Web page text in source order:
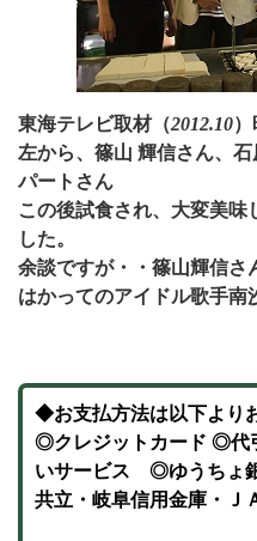
東海テレビ取材（2012.10）
左から、篠山 輝信さん、石
パートさん
この後試食され、大変美味
した。
余談ですが・・篠山輝信さ
はかってのアイドル歌手南
◆お支払方法は以下より
◎クレジットカード ◎代
いサービス ◎ゆうちょ
共立・岐阜信用金庫・Ｊ